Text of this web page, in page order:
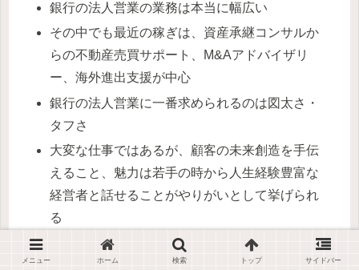
銀行の法人営業の業務は本当に幅広い
その中でも最近の稼ぎは、資産承継コンサルか
らの不動産売買サポート、M&Aアドバイザリ
ー、海外進出支援が中心
銀行の法人営業に一番求められるのは図太さ・
タフさ
大変な仕事ではあるが、顧客の未来創造を手伝
えること、魅力は若手の時から人生経験豊富な
経営者と話せることがやりがいとして挙げられ
る
みなさんも銀行の法人営業は沢山の経験が出来るの
メニュー ホーム 検索 トップ サイドバー